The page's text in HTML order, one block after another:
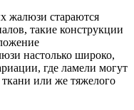
жалюзи стараются
такие конструкции
настолько широко,
где ламели могут
или же тяжелого